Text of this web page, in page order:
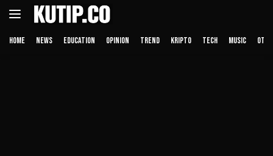
Langsung
HOME NEWS EDUCATION OPINION TREND KRIPTO TECH MUSIC